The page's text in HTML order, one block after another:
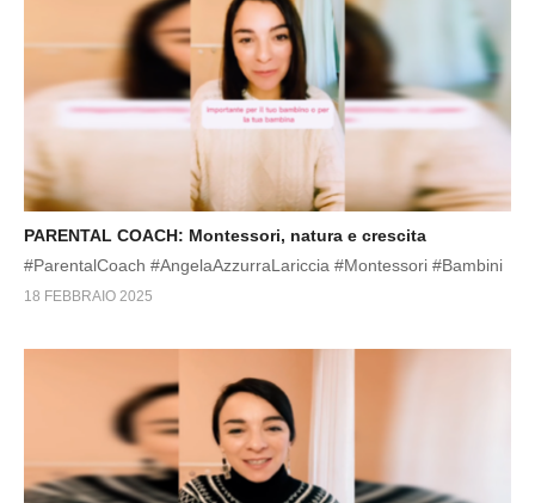
PARENTAL COACH: Montessori, natura e crescita
#ParentalCoach #AngelaAzzurraLariccia #Montessori #Bambini
18 FEBBRAIO 2025